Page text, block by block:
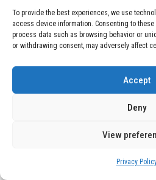
To provide the best experiences, we use
access device information. Consenting to
process data such as browsing behavior or
or withdrawing consent, may adversely affect
Accept
Deny
View
Privacy
02 TECNOLOGÍA
Motor de 800 W,
ruedas todo terreno:
solo 300 euros y
December 24,
Geolocalizadas,